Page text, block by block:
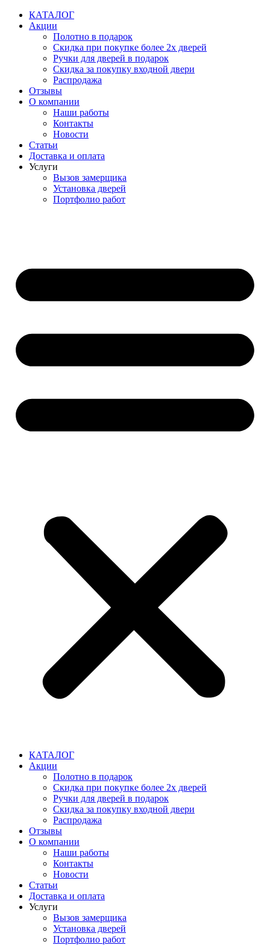
Перейти
содержимому
КАТАЛОГ
Акции
Полотно в подарок
Скидка при покупке более 2х дверей
Ручки для дверей в подарок
Скидка за покупку входной двери
Распродажа
Отзывы
О компании
Наши работы
Контакты
Новости
Статьи
Доставка и оплата
Услуги
Вызов замерщика
Установка дверей
Портфолио работ
КАТАЛОГ
Акции
Полотно в подарок
Скидка при покупке более 2х дверей
Ручки для дверей в подарок
Скидка за покупку входной двери
Распродажа
Отзывы
О компании
Наши работы
Контакты
Новости
Статьи
Доставка и оплата
Услуги
Вызов замерщика
Установка дверей
Портфолио работ